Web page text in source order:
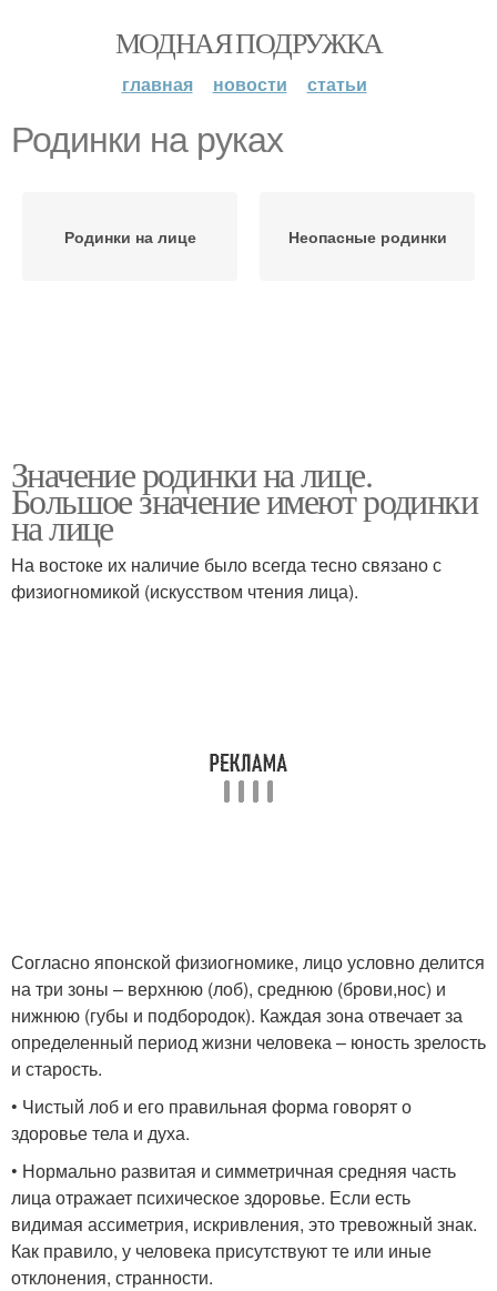
МОДНАЯ ПОДРУЖКА
главная новости статьи
Родинки на руках
Родинки на лице Неопасные родинки
Значение родинки на лице.
Большое значение имеют родинки
на лице
На востоке их наличие было всегда тесно связано с
физиогномикой (искусством чтения лица).
Согласно японской физиогномике, лицо условно делится
на три зоны – верхнюю (лоб), среднюю (брови,нос) и
нижнюю (губы и подбородок). Каждая зона отвечает за
определенный период жизни человека – юность зрелость
и старость.
• Чистый лоб и его правильная форма говорят о
здоровье тела и духа.
• Нормально развитая и симметричная средняя часть
лица отражает психическое здоровье. Если есть
видимая ассиметрия, искривления, это тревожный знак.
Как правило, у человека присутствуют те или иные
отклонения, странности.